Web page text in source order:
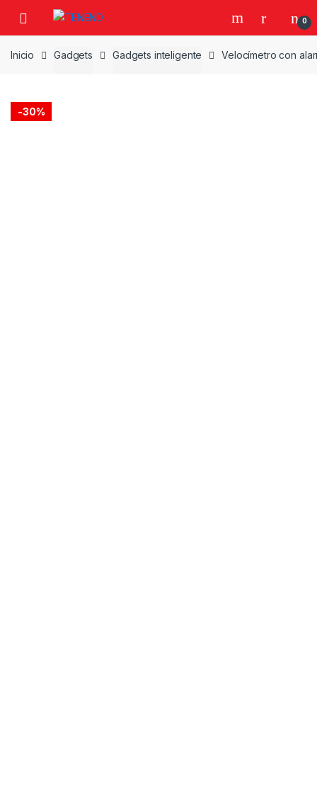
navigation
content
0
Inicio Gadgets Gadgets inteligente Velocímetro con
-30%